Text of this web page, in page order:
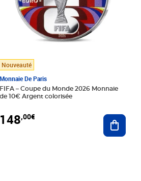
panier
Nouveauté
Monnaie De Paris
FIFA – Coupe du Monde 2026 Monnaie
de 10€ Argent colorisée
148,00€